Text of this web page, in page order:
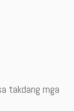
takdang mga